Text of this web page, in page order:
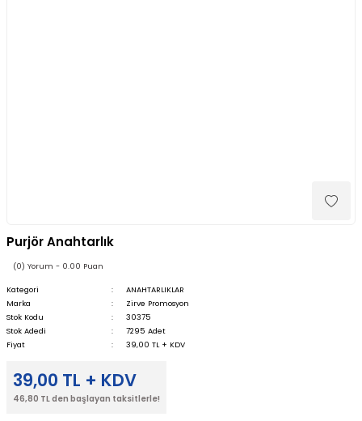
Purjör Anahtarlık
(0) Yorum - 0.00 Puan
Kategori
ANAHTARLIKLAR
Marka
Zirve Promosyon
Stok Kodu
30375
Stok Adedi
7295 Adet
Fiyat
39,00 TL + KDV
39,00 TL + KDV
46,80 TL den başlayan taksitlerle!